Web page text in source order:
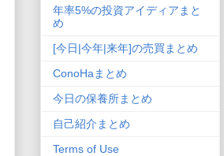
年率5%の投資アイディアまと
め
[今日|今年|来年]の売買まとめ
ConoHaまとめ
今日の保養所まとめ
自己紹介まとめ
Terms of Use